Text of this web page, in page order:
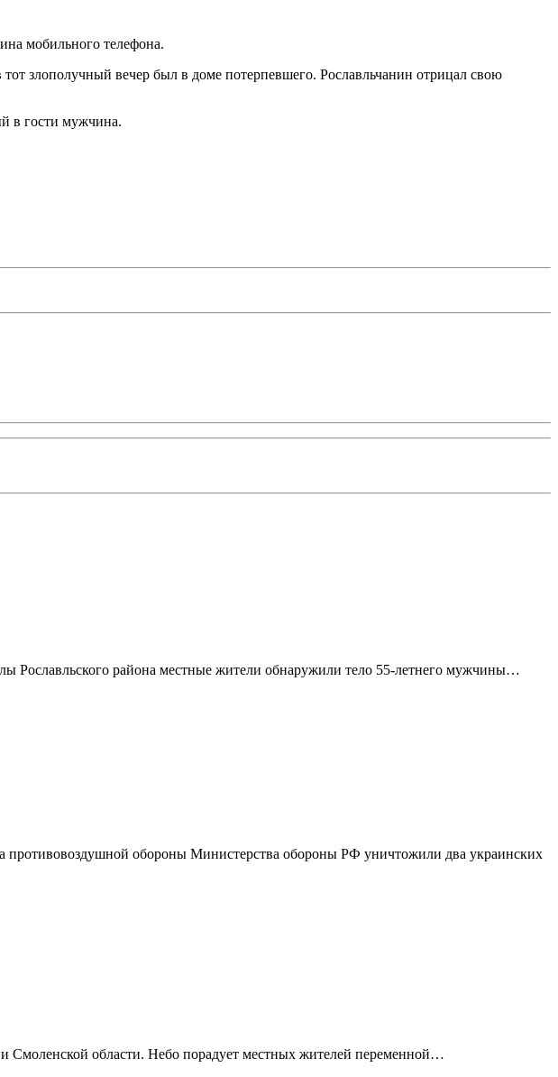
мобильного телефона.
злополучный вечер был в доме потерпевшего. Рославльчанин отрицал свою
в гости мужчина.
Рославльского района местные жители обнаружили тело 55-летнего мужчины…
противовоздушной обороны Министерства обороны РФ уничтожили два украинских
Смоленской области. Небо порадует местных жителей переменной…